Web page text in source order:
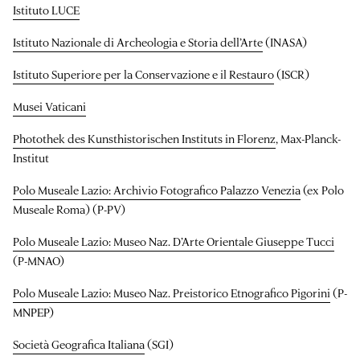
Istituto LUCE
Istituto Nazionale di Archeologia e Storia dell’Arte(INASA)
Istituto Superiore per la Conservazione e il Restauro(ISCR)
Musei Vaticani
Photothek des Kunsthistorischen Instituts in Florenz, Max-Planck-
Institut
Polo Museale Lazio: Archivio Fotografico Palazzo Venezia(ex Polo
Museale Roma) (P-PV)
Polo Museale Lazio: Museo Naz. D’Arte Orientale Giuseppe Tucci
(P-MNAO)
Polo Museale Lazio: Museo Naz. Preistorico Etnografico Pigorini(P-
MNPEP)
Società Geografica Italiana(SGI)